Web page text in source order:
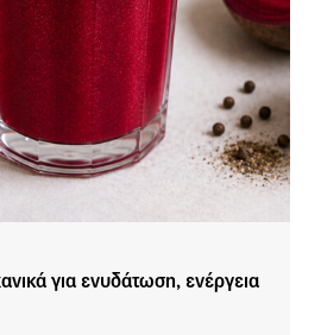
για ενυδάτωση, ενέργεια